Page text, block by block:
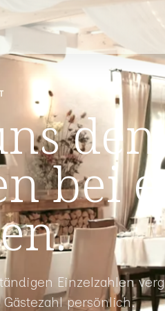
bei
Einzelzahlen
persönlich.